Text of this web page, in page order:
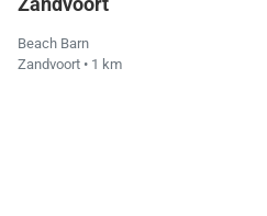
Beach Barn
Zandvoort • 1 km